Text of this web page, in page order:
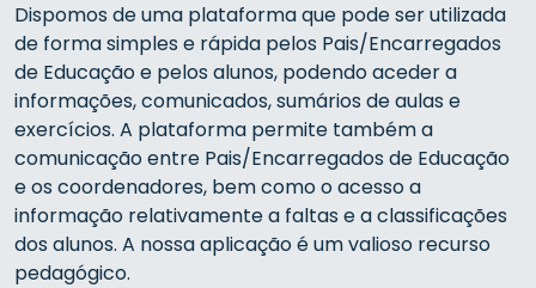
Dispomos de uma plataforma que pode ser utilizada
de forma simples e rápida pelos Pais/Encarregados
de Educação e pelos alunos, podendo aceder a
informações, comunicados, sumários de aulas e
exercícios. A plataforma permite também a
comunicação entre Pais/Encarregados de Educação
e os coordenadores, bem como o acesso a
informação relativamente a faltas e a classificações
dos alunos. A nossa aplicação é um valioso recurso
pedagógico.